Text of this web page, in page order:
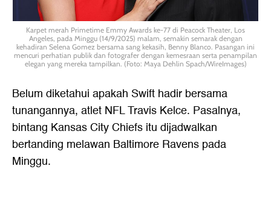
Karpet merah Primetime Emmy Awards ke-77 di Peacock Theater, Los
Angeles, pada Minggu (14/9/2025) malam, semakin semarak dengan
kehadiran Selena Gomez bersama sang kekasih, Benny Blanco. Pasangan ini
mencuri perhatian publik dan fotografer dengan kemesraan serta penampilan
elegan yang mereka tampilkan. (Foto: Maya Dehlin Spach/WireImages)
Belum diketahui apakah Swift hadir bersama
tunangannya, atlet NFL Travis Kelce. Pasalnya,
bintang Kansas City Chiefs itu dijadwalkan
bertanding melawan Baltimore Ravens pada
Minggu.